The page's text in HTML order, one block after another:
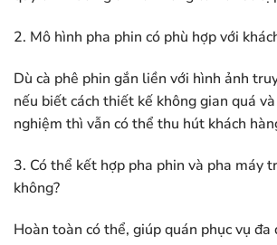
2. Mô hình pha phin có phù hợp với
Dù cà phê phin gắn liền với hình ảnh
nếu biết cách thiết kế không gian quá
nghiệm thì vẫn có thể thu hút khách
3. Có thể kết hợp pha phin và pha máy
không?
Hoàn toàn có thể, giúp quán phục vụ đa